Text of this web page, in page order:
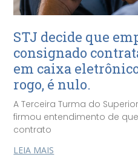
STJ decide que
consignado
em caixa
rogo, é nulo.
A Terceira Turma do
firmou entendimento de
contrato
LEIA MAIS